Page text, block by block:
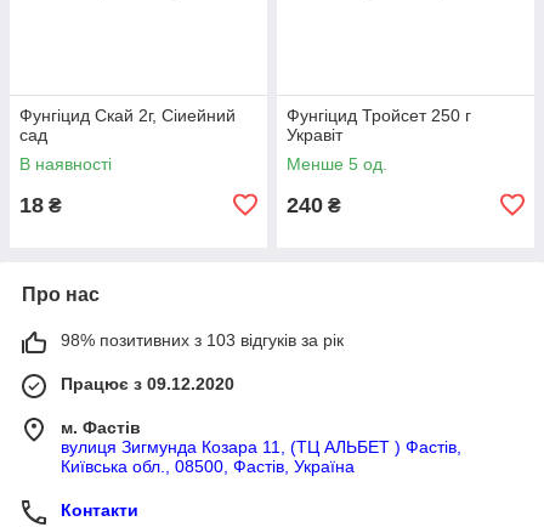
Фунгіцид Скай 2г, Сіиейний
сад
В наявності
18 ₴
Фунгіцид Тройсет 250 г
Укравіт
Менше 5 од.
240 ₴
Про нас
98% позитивних з 103 відгуків за рік
Працює з 09.12.2020
м. Фастів
вулиця Зигмунда Козара 11, (ТЦ АЛЬБЕТ ) Фастів,
Київська обл., 08500, Фастів, Україна
Контакти